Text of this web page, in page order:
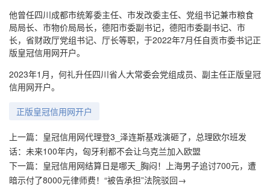
他曾任四川成都市统筹委主任、市发改委主任、党组书记兼市粮食
局局长、市物价局局长，德阳市委副书记，德阳市委副书记、市
长，省财政厅党组书记、厅长等职，于2022年7月任自贡市委书记正
版皇冠信用网开户。
2023年1月，何礼升任四川省人大常委会党组成员、副主任正版皇冠
信用网开户。
正版皇冠信用网开户
上一篇： 皇冠信用网代理登3_泽连斯基戏演砸了，总理欧尔班发
话：未来100年内，匈牙利都不会让乌克兰加入欧盟
下一篇： 皇冠信用网结算日是哪天_胸闷！上海男子追讨700元，遭
暗示付了8000元律师费！“被告承担”法院驳回→